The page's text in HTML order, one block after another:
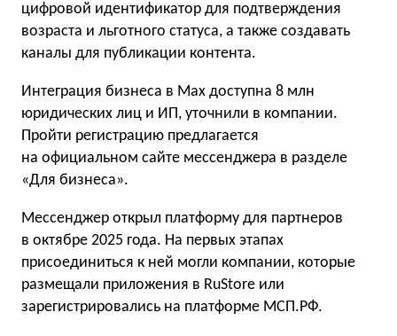
цифровой идентификатор для подтверждения
возраста и льготного статуса, а также создавать
каналы для публикации контента.
Интеграция бизнеса в Max доступна 8 млн
юридических лиц и ИП, уточнили в компании.
Пройти регистрацию предлагается
на официальном сайте мессенджера в разделе
«Для бизнеса».
Мессенджер открыл платформу для партнеров
в октябре 2025 года. На первых этапах
присоединиться к ней могли компании, которые
размещали приложения в RuStore или
зарегистрировались на платформе МСП.РФ.